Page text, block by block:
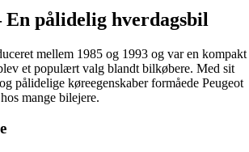
En pålidelig hverdagsbil
mellem 1985 og 1993 og var en kompakt
et populært valg blandt bilkøbere. Med sit
pålidelige køreegenskaber formåede Peugeot
mange bilejere.